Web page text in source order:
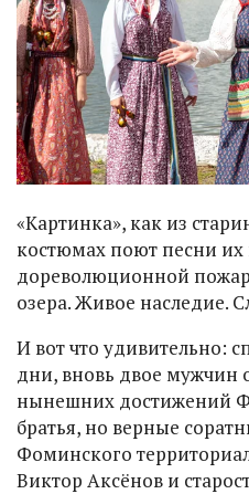
«Картинка», как из
костюмах поют песни их
дореволюционной
озера. Живое наследие.
И вот что удивительно:
дни, вновь двое мужчин
нынешних достижений
братья, но верные
Фоминского
Виктор Аксёнов и